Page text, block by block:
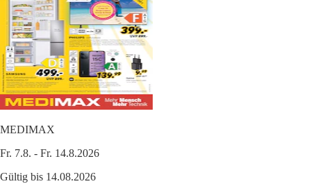
MEDIMAX
Fr. 7.8. - Fr. 14.8.2026
Gültig bis 14.08.2026